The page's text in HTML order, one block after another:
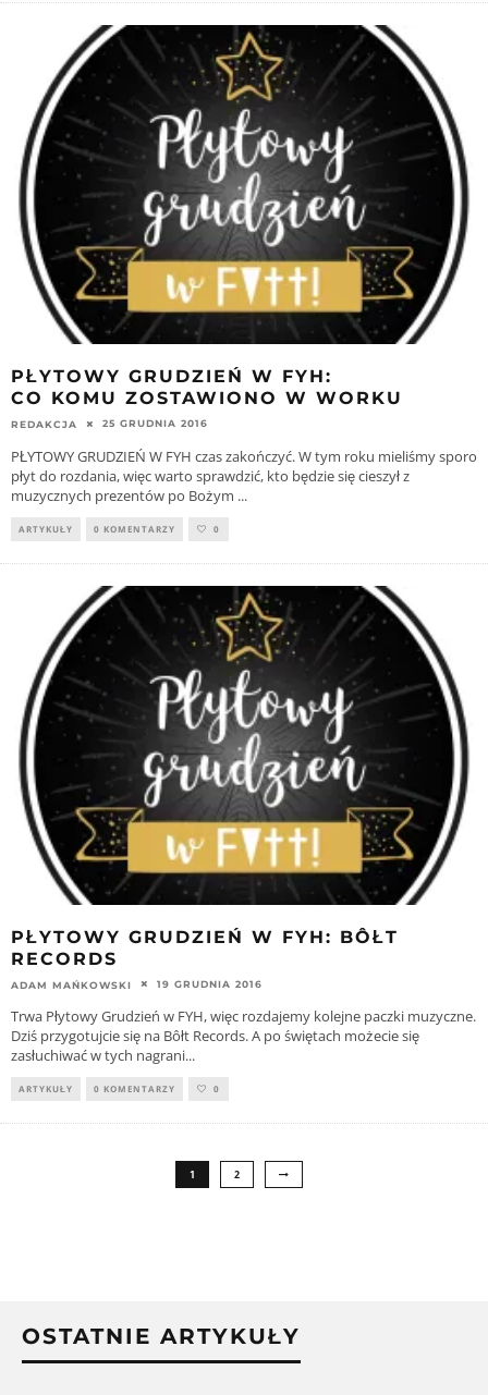
PŁYTOWY GRUDZIEŃ W FYH:
CO KOMU ZOSTAWIONO W WORKU
REDAKCJA 25 GRUDNIA 2016
PŁYTOWY GRUDZIEŃ W FYH czas zakończyć. W tym roku mieliśmy sporo
płyt do rozdania, więc warto sprawdzić, kto będzie się cieszył z
muzycznych prezentów po Bożym ...
ARTYKUŁY 0 KOMENTARZY 0
PŁYTOWY GRUDZIEŃ W FYH: BÔŁT
RECORDS
ADAM MAŃKOWSKI 19 GRUDNIA 2016
Trwa Płytowy Grudzień w FYH, więc rozdajemy kolejne paczki muzyczne.
Dziś przygotujcie się na Bôłt Records. A po świętach możecie się
zasłuchiwać w tych nagrani...
ARTYKUŁY 0 KOMENTARZY 0
1 2
OSTATNIE ARTYKUŁY